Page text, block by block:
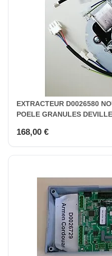
EXTRACTEUR D0026580
POELE GRANULES DEVILLE
168,00 €